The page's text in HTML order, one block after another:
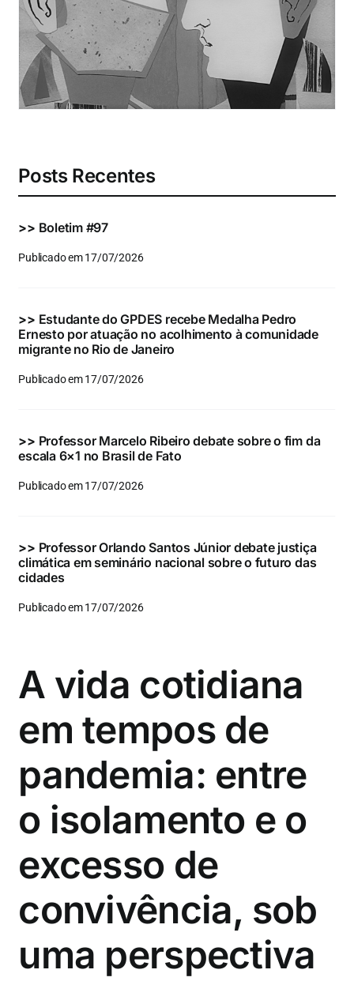
Eventos e Certificados
Comunicação
Buscar
resultados
Posts Recentes
>> Boletim #97
Publicado em 17/07/2026
>> Estudante do GPDES recebe Medalha Pedro
Ernesto por atuação no acolhimento à comunidade
migrante no Rio de Janeiro
Publicado em 17/07/2026
>> Professor Marcelo Ribeiro debate sobre o fim da
escala 6×1 no Brasil de Fato
Publicado em 17/07/2026
>> Professor Orlando Santos Júnior debate justiça
climática em seminário nacional sobre o futuro das
cidades
Publicado em 17/07/2026
A vida cotidiana
em tempos de
pandemia: entre
o isolamento e o
excesso de
convivência, sob
uma perspectiva